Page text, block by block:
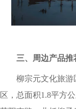
三、周边产品推
柳宗元文化旅
区，总面积1.8平方